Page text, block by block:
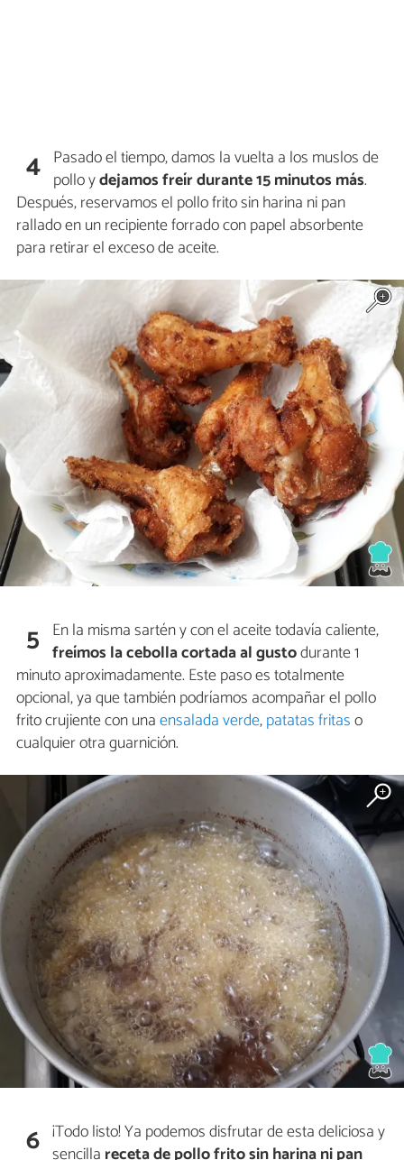
4 Pasado el tiempo, damos la vuelta a los muslos de
pollo ydejamos freír durante 15 minutos más.
Después, reservamos el pollo frito sin harina ni pan
rallado en un recipiente forrado con papel absorbente
para retirar el exceso de aceite.
5 En la misma sartén y con el aceite todavía caliente,
freímos la cebolla cortada al gustodurante 1
minuto aproximadamente. Este paso es totalmente
opcional, ya que también podríamos acompañar el pollo
frito crujiente con unaensalada verde,patatas fritaso
cualquier otra guarnición.
6 ¡Todo listo! Ya podemos disfrutar de esta deliciosa y